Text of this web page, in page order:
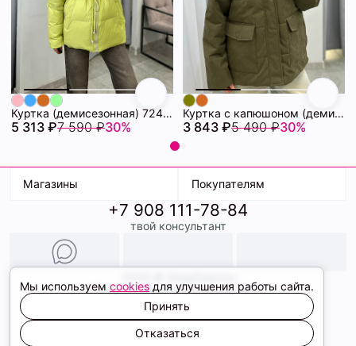
Куртка (демисезонная) 72462280\26
5 313 ₽7 590 ₽30%
Куртка с капюшоном (демисезонная) 72462086\434
3 843 ₽5 490 ₽30%
Магазины
ТК Терминал
ТРК Континент
Покупателям
Доставка
Условия оплаты
Образы
+7 908 111-78-84
твой консультант
Политика конфиденциальности
Соглашение cookie
Сайт создали
Мы используем cookies для улучшения работы сайта.
Принять
Отказаться